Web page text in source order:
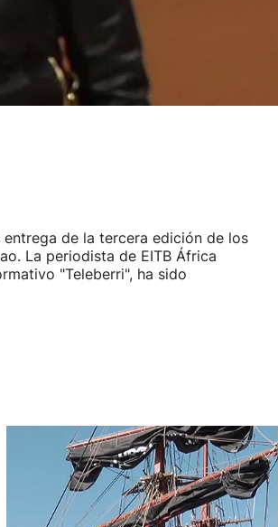
de la tercera edición de los
La periodista de EITB África
"Teleberri", ha sido